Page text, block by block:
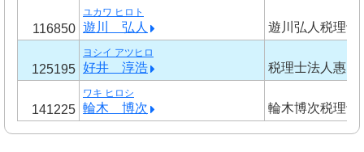
116850
ユカワ ヒロト
遊川 弘人 遊川弘人税理士
125195
ヨシイ アツヒロ
好井 淳浩 税理士法人惠
141225
ワキ ヒロシ
輪木 博次 輪木博次税理士